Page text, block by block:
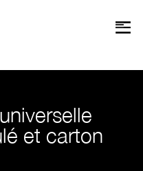
et carton